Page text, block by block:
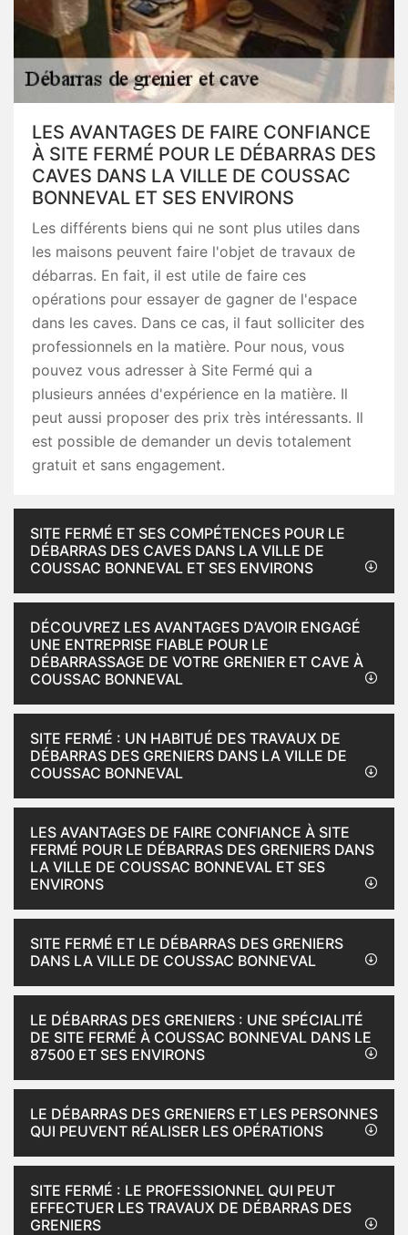
LES AVANTAGES DE FAIRE CONFIANCE
À SITE FERMÉ POUR LE DÉBARRAS DES
CAVES DANS LA VILLE DE COUSSAC
BONNEVAL ET SES ENVIRONS
Les différents biens qui ne sont plus utiles dans
les maisons peuvent faire l'objet de travaux de
débarras. En fait, il est utile de faire ces
opérations pour essayer de gagner de l'espace
dans les caves. Dans ce cas, il faut solliciter des
professionnels en la matière. Pour nous, vous
pouvez vous adresser à Site Fermé qui a
plusieurs années d'expérience en la matière. Il
peut aussi proposer des prix très intéressants. Il
est possible de demander un devis totalement
gratuit et sans engagement.
SITE FERMÉ ET SES COMPÉTENCES POUR LE
DÉBARRAS DES CAVES DANS LA VILLE DE
COUSSAC BONNEVAL ET SES ENVIRONS
DÉCOUVREZ LES AVANTAGES D’AVOIR ENGAGÉ
UNE ENTREPRISE FIABLE POUR LE
DÉBARRASSAGE DE VOTRE GRENIER ET CAVE À
COUSSAC BONNEVAL
SITE FERMÉ : UN HABITUÉ DES TRAVAUX DE
DÉBARRAS DES GRENIERS DANS LA VILLE DE
COUSSAC BONNEVAL
LES AVANTAGES DE FAIRE CONFIANCE À SITE
FERMÉ POUR LE DÉBARRAS DES GRENIERS DANS
LA VILLE DE COUSSAC BONNEVAL ET SES
ENVIRONS
SITE FERMÉ ET LE DÉBARRAS DES GRENIERS
DANS LA VILLE DE COUSSAC BONNEVAL
LE DÉBARRAS DES GRENIERS : UNE SPÉCIALITÉ
DE SITE FERMÉ À COUSSAC BONNEVAL DANS LE
87500 ET SES ENVIRONS
LE DÉBARRAS DES GRENIERS ET LES PERSONNES
QUI PEUVENT RÉALISER LES OPÉRATIONS
SITE FERMÉ : LE PROFESSIONNEL QUI PEUT
EFFECTUER LES TRAVAUX DE DÉBARRAS DES
GRENIERS